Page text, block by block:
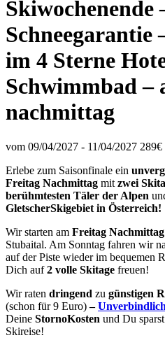
Schneegarantie
im 4 Sterne
Schwimmbad –
nachmittag
vom 09/04/2027 - 11/04/2027 289€
Erlebe zum Saisonfinale ein
Freitag Nachmittag mit zwei
berühmtesten Täler der Alpen
GletscherSkigebiet in Österreich!
Wir starten am Freitag Nachmittag
Stubaital. Am Sonntag fahren wir
auf der Piste wieder im bequemen
Dich auf2 volle Skitage freuen!
Wir raten dringend zu günstigen
(schon für 9 Euro)–
Deine StornoKosten und Du
Skireise!